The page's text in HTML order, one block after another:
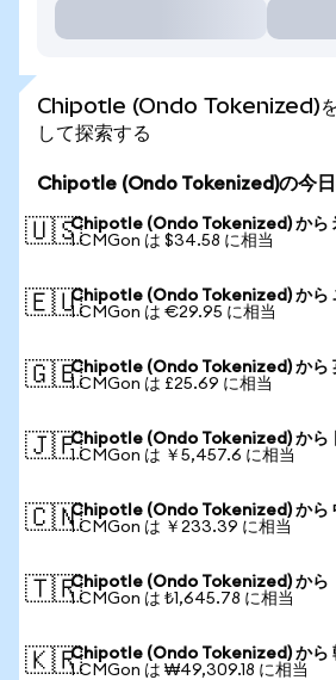
Chipotle (Ondo Tokenized)を
して探索する
Chipotle (Ondo Tokenized)の今
🇺🇸Chipotle (Ondo Tokenized) から
1 CMGon は $34.58 に相当
🇪🇺Chipotle (Ondo Tokenized) から
1 CMGon は €29.95 に相当
🇬🇧Chipotle (Ondo Tokenized) から
1 CMGon は £25.69 に相当
🇯🇵Chipotle (Ondo Tokenized) から
1 CMGon は ￥5,457.6 に相当
🇨🇳Chipotle (Ondo Tokenized) から
1 CMGon は ￥233.39 に相当
🇹🇷Chipotle (Ondo Tokenized) から
1 CMGon は ₺1,645.78 に相当
🇰🇷Chipotle (Ondo Tokenized) から
1 CMGon は ₩49,309.18 に相当